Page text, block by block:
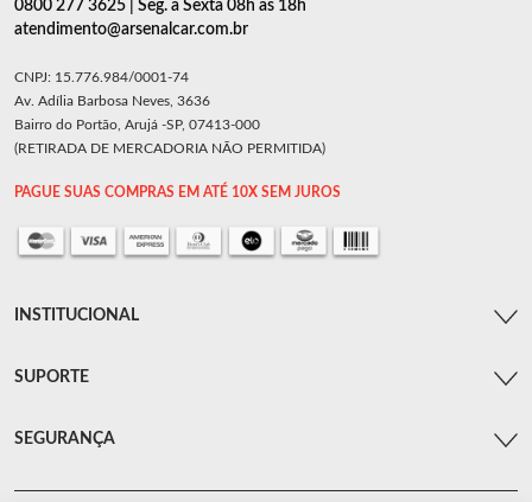
0800 277 3625 | Seg. a Sexta 08h as 18h
atendimento@arsenalcar.com.br
CNPJ: 15.776.984/0001-74
Av. Adília Barbosa Neves, 3636
Bairro do Portão, Arujá -SP, 07413-000
(RETIRADA DE MERCADORIA NÃO PERMITIDA)
PAGUE SUAS COMPRAS EM ATÉ 10X SEM JUROS
INSTITUCIONAL
SUPORTE
SEGURANÇA